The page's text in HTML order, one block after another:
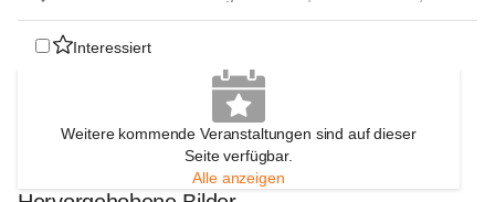
Interessiert
Weitere kommende Veranstaltungen sind auf dieser
Seite verfügbar.
Alle anzeigen